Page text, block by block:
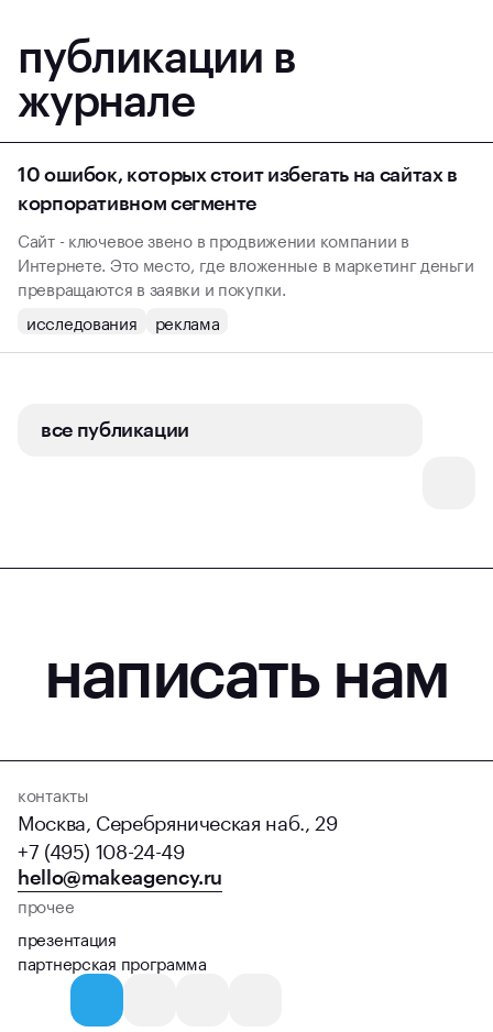
публикации в
журнале
10 ошибок, которых стоит избегать на сайтах в
корпоративном сегменте
Сайт - ключевое звено в продвижении компании в
Интернете. Это место, где вложенные в маркетинг деньги
превращаются в заявки и покупки.
исследования
реклама
все публикации
написать нам
контакты
Москва, Серебряническая наб., 29
+7 (495) 108-24-49
hello@makeagency.ru
прочее
презентация
партнерская программа